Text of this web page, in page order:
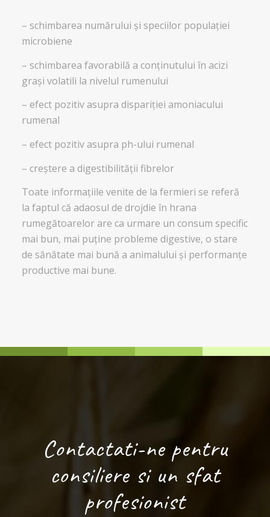
– schimbarea numărului şi speciilor populaţiei
microbiene
– schimbarea favorabilă a conţinutului în acizi
graşi volatili la nivelul rumenului
– efect pozitiv asupra dispariţiei amoniacului
rumenal
– efect pozitiv asupra ph-ului rumenal
– creştere a digestibilităţii fibrelor
Toate informaţiile venite de la fermieri se referă
la faptul că adaosul de drojdie în hrana
rumegătoarelor are ca urmare un consum specific
mai bun, mai puţine probleme digestive, o stare
de sănătate mai bună a animalului şi performanţe
productive mai bune.
Contactati-ne pentru
consiliere si un sfat
profesionist